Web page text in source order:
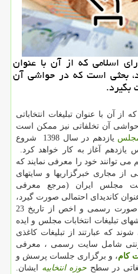
اسلامی كه از آن با عنوان
بحثی است كه در حواشی آن
آن با عنوان تبلیغات انتخاباتی
آن تخلفاتی نیز ممکن است
مجلس
یازدهم در سال 1398 شروع
در سال 1399 مجلس یازدهم آغاز به کار خواهد کرد.
می توانند خود را معرفی نمایند که
مجاری خبرگزاریها و سایتهای
مجلس ایران (مرجع معرفی
کاندیدای احتمالی صورت گیرد،
اما تبلیغات کاندیدای مجلس به صورت رسمی و اخص از تاریخ 23
ماه 1398 و با روشهای تبلیغات انتخابات مجلس و ایده
شوند که عبارتند از تبلیغات کاغذی
شامل سایت رسمی ، معرفی
کام، و برگزاری جلسات پرسش و
در سطح حوزه انتخابیه ایشان.